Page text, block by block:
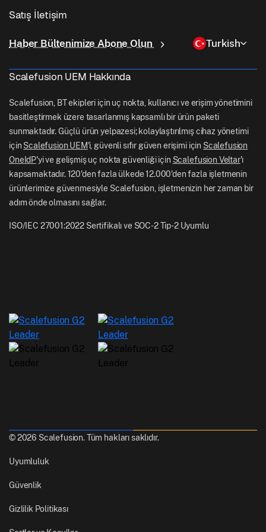
Linux Yönetimi
Koşullu Erişim
Uzaktan Kumanda
Son Mil Teslimatı
Perakende
Lojistik
Scalefusion Yardım Belgeleri
Scalefusion Blogu
Haber Odası
Kariyer
Satış İletişim
sales[at]scalefusion.com
UK: +44-7520-641664
NZ: +64-9-888-4315
India: +91-63694-45500
Haber Bültenimize Abone Olun Turkish
Scalefusion UEM Hakkında
Scalefusion, BT ekipleri için uç nokta, kullanıcı ve erişim yönetimini
basitleştirmek üzere tasarlanmış kapsamlı bir ürün paketi
sunmaktadır. Güçlü ürün yelpazesi; kolaylaştırılmış cihaz yönetimi
için Scalefusion UEM'i, güvenli sıfır güven erişimi için Scalefusion
OneIdP'yi ve gelişmiş uç nokta güvenliği için Scalefusion Veltar'ı
kapsamaktadır. 120'den fazla ülkede 12.000'den fazla işletmenin
ürünlerimize güvenmesiyle Scalefusion, işletmenizin her zaman bir
adım önde olmasını sağlar.
ISO/IEC 27001:2022 Sertifikalı ve SOC-2 Tip-2 Uyumlu
© 2026 Scalefusion. Tüm hakları saklıdır.
Uyumluluk
Güvenlik
Gizlilik Politikası